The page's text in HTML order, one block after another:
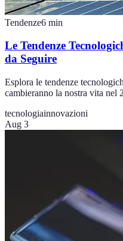
Tendenze6 min
Le Tendenze
da Seguire
Esplora le tendenze
cambieranno la nostra vita nel
tecnologiainnovazioni
Aug 3